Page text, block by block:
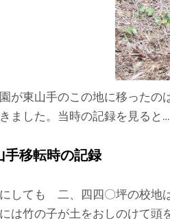
が東山手のこの地に移った
ました。当時の記録を見ると…
手移転時の記録
にしても 二、四四〇坪の校地
は竹の子が土をおしのけて頭